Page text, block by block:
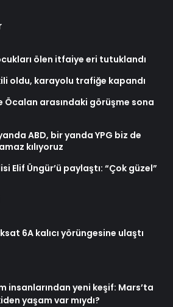
ölen itfaiye eri tutuklandı
oldu, karayolu trafiğe kapandı
Öcalan arasındaki görüşme sona
ABD, bir yanda YPG biz de
kılıyoruz
Elif Üngür’ü paylaştı: “Çok güzel”
6A kalıcı yörüngesine ulaştı
insanlarından yeni keşif: Mars’ta
yaşam var mıydı?